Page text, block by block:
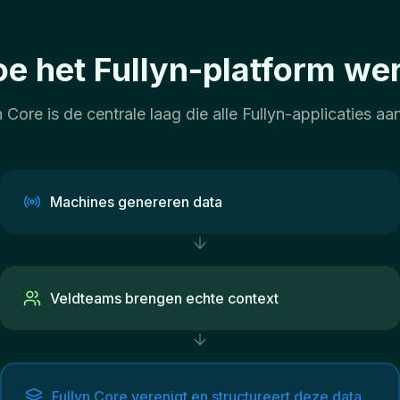
het Fullyn-platform
Core is de centrale laag die alle Fullyn-applicaties
Machines genereren data
Veldteams brengen echte context
Fullyn Core verenigt en structureert deze data